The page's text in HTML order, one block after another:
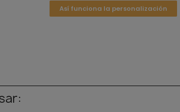
Así funciona la personalización